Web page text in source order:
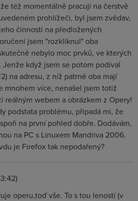
též momentálně pracuji na čerstvě
prohlížeči, byl jsem zvědav,
činnosti na předložených
jsem "rozkliknul" oba
nebylo moc prvků, ve kterých
když jsem se potom podíval
na adresu, z níž patrně oba mají
mnohem více, nenašel jsem totiž
reálným webem a obrázkem z Opery!
podstata problému, připadá mi, že
na první pohled dobře. Dodávám,
na PC s Linuxem Mandriva 2006.
je Firefox tak nepodařený?
operu,toď vše. To s tou leností (v